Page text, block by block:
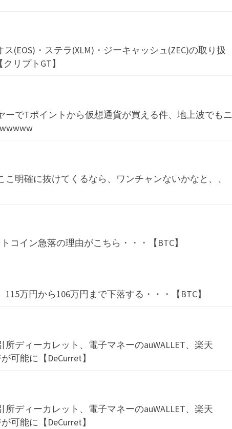
ス(EOS)・ステラ(XLM)・ジーキャッシュ(ZEC)の取り扱
リプトGT】
ーでTポイントから仮想通貨が買える件、地上波でもニ
こ明確に抜けてくるなら、ワンチャンないかなと、、
コイン急落の理由がこちら・・・【BTC】
115万円から106万円まで下落する・・・【BTC】
所ディーカレット、電子マネーのauWALLET、楽天
可能に【DeCurret】
所ディーカレット、電子マネーのauWALLET、楽天
可能に【DeCurret】